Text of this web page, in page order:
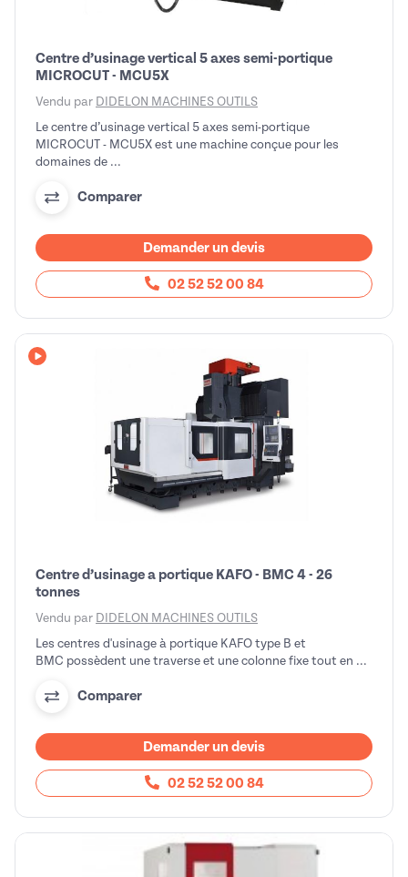
Centre d’usinage vertical 5 axes semi-portique
MICROCUT - MCU5X
Vendu par DIDELON MACHINES OUTILS
Le centre d’usinage vertical 5 axes semi-portique
MICROCUT - MCU5X est une machine conçue pour les
domaines de ...
Comparer
Demander un devis
02 52 52 00 84
Avec vidéo
Centre d’usinage a portique KAFO - BMC 4 - 26
tonnes
Vendu par DIDELON MACHINES OUTILS
Les centres d'usinage à portique KAFO type B et
BMC possèdent une traverse et une colonne fixe tout en ...
Comparer
Demander un devis
02 52 52 00 84